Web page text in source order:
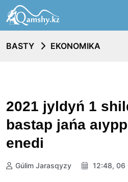
BASTY EKONOMIKA
2021 jyldyń 1
bastap jańa
enedi
Gúlim Jarasqyzy 12:48, 06